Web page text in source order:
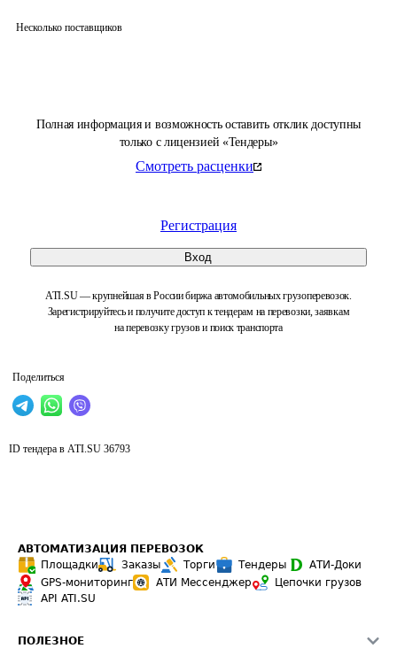
Полная информация и возможность оставить отклик доступны
только с лицензией «Тендеры»
Смотреть расценки
Регистрация
Вход
ATI.SU — крупнейшая в России биржа автомобильных грузоперевозок.
Зарегистрируйтесь и получите доступ к тендерам на перевозки, заявкам
на перевозку грузов и поиск транспорта
Поделиться
Несколько поставщиков
ID тендера в ATI.SU 36793
АВТОМАТИЗАЦИЯ ПЕРЕВОЗОК
Площадки
Заказы Торги Тендеры
АТИ-Доки
GPS-мониторинг
АТИ Мессенджер
Цепочки грузов
API ATI.SU
ПОЛЕЗНОЕ